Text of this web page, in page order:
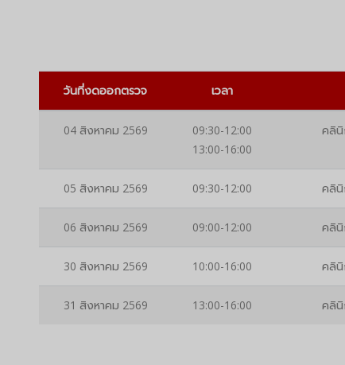
วันที่งดออกตรวจ เวลา
04 สิงหาคม 2569
09:30-12:00
13:00-16:00
คลิ
05 สิงหาคม 2569 09:30-12:00 คลิ
06 สิงหาคม 2569 09:00-12:00 คลิ
30 สิงหาคม 2569 10:00-16:00 คลิ
31 สิงหาคม 2569 13:00-16:00 คลิ